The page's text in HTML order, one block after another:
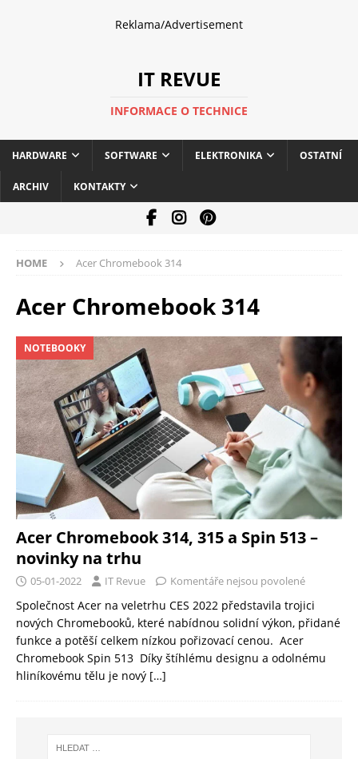
Reklama/Advertisement
IT REVUE
INFORMACE O TECHNICE
HARDWARE SOFTWARE ELEKTRONIKA OSTATNÍ
ARCHIV KONTAKTY
HOME Acer Chromebook 314
Acer Chromebook 314
NOTEBOOKY
Acer Chromebook 314, 315 a Spin 513 –
novinky na trhu
05-01-2022 IT Revue Komentáře nejsou povolené
Společnost Acer na veletrhu CES 2022 představila trojici
nových Chromebooků, které nabídnou solidní výkon, přidané
funkce a potěší celkem nízkou pořizovací cenou. Acer
Chromebook Spin 513 Díky štíhlému designu a odolnému
hliníkovému tělu je nový […]